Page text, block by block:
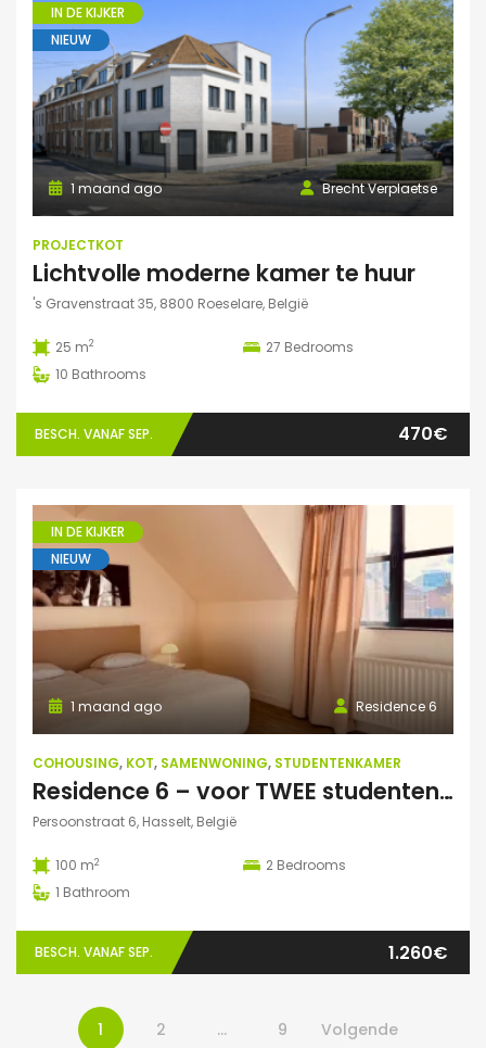
IN DE KIJKER
NIEUW
Brecht Verplaetse
1 maand ago
PROJECTKOT
Lichtvolle moderne kamer te huur
's Gravenstraat 35, 8800 Roeselare, België
25 m2 27 Bedrooms
10 Bathrooms
BESCH. VANAF SEP. 470€
IN DE KIJKER
NIEUW
Residence 6
1 maand ago
COHOUSING, KOT, SAMENWONING, STUDENTENKAMER
Residence 6 – voor TWEE studenten: Exclusieve studentenduplex
Persoonstraat 6, Hasselt, België
100 m2 2 Bedrooms
1 Bathroom
BESCH. VANAF SEP. 1.260€
1 2 … 9 Volgende